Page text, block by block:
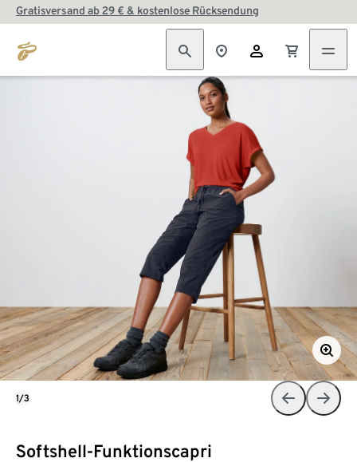
Gratisversand ab 29 € & kostenlose Rücksendung
Softshell-Funktionscapri
1/3